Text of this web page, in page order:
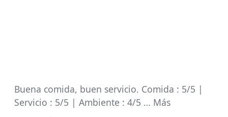
Buena comida, buen servicio. Comida : 5/5 |
Servicio : 5/5 | Ambiente : 4/5 … Más